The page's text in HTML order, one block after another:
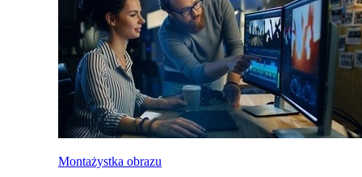
Montażystka obrazu